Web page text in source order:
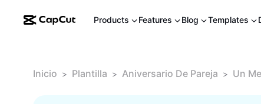
Products Features Blog Templates
Inicio > Plantilla > Aniversario De Pareja > Un